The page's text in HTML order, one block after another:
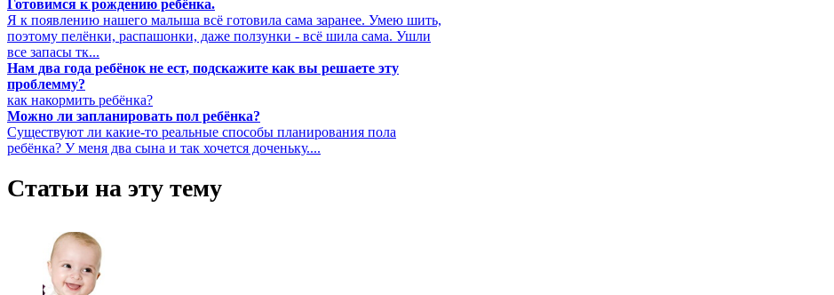
Готовимся к рождению ребёнка.
Я к появлению нашего малыша всё готовила сама заранее. Умею шить,
поэтому пелёнки, распашонки, даже ползунки - всё шила сама. Ушли
все запасы тк...
Нам два года ребёнок не ест, подскажите как вы решаете эту
проблемму?
как накормить ребёнка?
Можно ли запланировать пол ребёнка?
Существуют ли какие-то реальные способы планирования пола
ребёнка? У меня два сына и так хочется доченьку....
Статьи на эту тему